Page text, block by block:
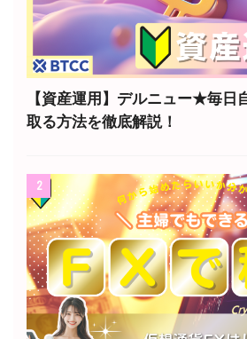
【資産運用】デルニュー★毎日
取る方法を徹底解説！
2